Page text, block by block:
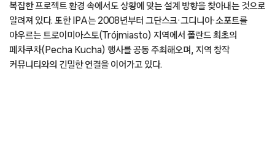
복잡한 프로젝트 환경 속에서도 상황에 맞는 설계 방향을 찾아내는 것으로
알려져 있다. 또한 IPA는 2008년부터 그단스크·그디니아·소포트를
아우르는 트로이미아스토(Trójmiasto) 지역에서 폴란드 최초의
페차쿠차(Pecha Kucha) 행사를 공동 주최해오며, 지역 창작
커뮤니티와의 긴밀한 연결을 이어가고 있다.